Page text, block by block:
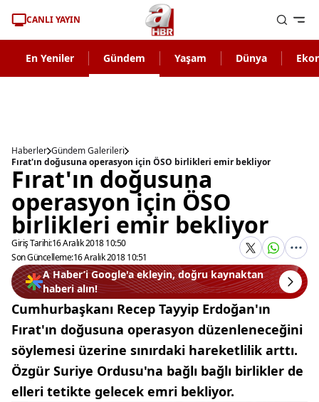
CANLI YAYIN
En Yeniler Gündem Yaşam Dünya
Haberler Gündem Galerileri
Fırat'ın doğusuna operasyon için ÖSO birlikleri emir bekliyor
Fırat'ın doğusuna
operasyon için ÖSO
birlikleri emir bekliyor
Giriş Tarihi:16 Aralık 2018 10:50
Son Güncelleme:16 Aralık 2018 10:51
A Haber’i Google'a ekleyin, doğru kaynaktan
haberi alın!
Cumhurbaşkanı Recep Tayyip Erdoğan'ın
Fırat'ın doğusuna operasyon düzenleneceğini
söylemesi üzerine sınırdaki hareketlilik arttı.
Özgür Suriye Ordusu'na bağlı bağlı birlikler de
elleri tetikte gelecek emri bekliyor.